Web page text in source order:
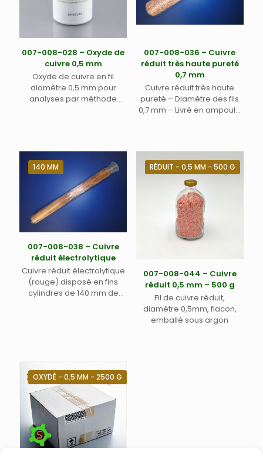
007-008-028 – Oxyde de
cuivre 0,5 mm
Oxyde de cuivre en fil
diamètre 0,5 mm pour
analyses par méthode
007-008-036 – Cuivre
réduit très haute pureté
0,7 mm
Cuivre réduit très haute
pureté – Diamètre des fils
0,7 mm – Livré en ampoule
140 MM
007-008-038 – Cuivre
réduit électrolytique
Cuivre réduit électrolytique
(rouge) disposé en fins
cylindres de 140 mm de
RÉDUIT - 0,5 MM - 500 G
007-008-044 – Cuivre
réduit 0,5 mm – 500 g
Fil de cuivre réduit,
diamètre 0,5mm, flacon,
emballé sous argon
OXYDÉ - 0,5 MM - 2500 G